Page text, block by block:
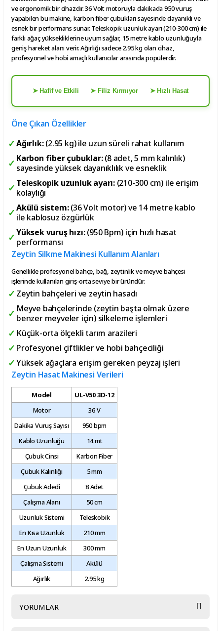
ve ergonomik bir cihazdır. 36 Volt motoruyla dakikada 950 vuruş
yapabilen bu makine, karbon fiber çubukları sayesinde dayanıklı ve
esnek bir performans sunar. Teleskopik uzunluk ayarı (210-300 cm) ile
farklı ağaç yüksekliklerine uyum sağlar, 15 metre kablo uzunluğuyla
geniş hareket alanı verir. Ağırlığı sadece 2.95 kg olan cihaz,
profesyonel ve hobi amaçlı kullanıcılar arasında popülerdir.
➤ Hafif ve Etkili ➤ Filiz Kırmıyor ➤ Hızlı Hasat
Öne Çıkan Özellikler
Ağırlık:(2.95 kg) ile uzun süreli rahat kullanım
Karbon fiber çubuklar:(8 adet, 5 mm kalınlık)
sayesinde yüksek dayanıklılık ve esneklik
Teleskopik uzunluk ayarı:(210-300 cm) ile erişim
kolaylığı
Akülü sistem:(36 Volt motor) ve 14 metre kablo
ile kablosuz özgürlük
Yüksek vuruş hızı:(950 Bpm) için hızlı hasat
performansı
Zeytin Silkme Makinesi Kullanım Alanları
Genellikle profesyonel bahçe, bağ, zeytinlik ve meyve bahçesi
işlerinde kullanılan giriş-orta seviye bir üründür.
Zeytin bahçeleri ve zeytin hasadı
Meyve bahçelerinde (zeytin başta olmak üzere
benzer meyveler için) silkeleme işlemleri
Küçük-orta ölçekli tarım arazileri
Profesyonel çiftlikler ve hobi bahçeciliği
Yüksek ağaçlara erişim gereken peyzaj işleri
Zeytin Hasat Makinesi Verileri
Model
UL-V50 3D-12
Motor
36 V
Dakika Vuruş Sayısı
950 bpm
Kablo Uzunluğu
14 mt
Çubuk Cinsi
Karbon Fiber
Çubuk Kalınlığı
5 mm
Çubuk Adedi
8 Adet
Çalışma Alanı
50 cm
Uzunluk Sistemi
Teleskobik
En Kısa Uzunluk
210 mm
En Uzun Uzunluk
300 mm
Çalışma Sistemi
Akülü
Ağırlık
2.95 kg
YORUMLAR